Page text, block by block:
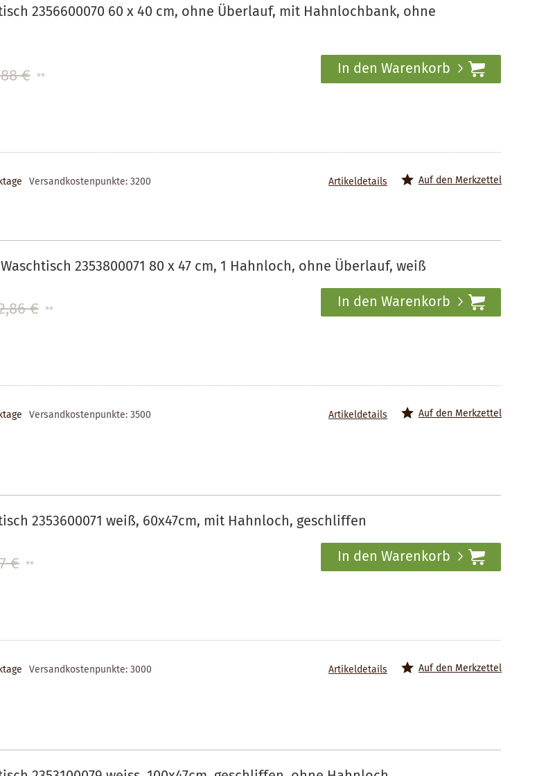
2356600070 60 x 40 cm, ohne Überlauf, mit Hahnlochbank, ohne
€ ** In den Warenkorb
Versandkostenpunkte:3200 Auf den Merkzettel
Artikeldetails
2353800071 80 x 47 cm, 1 Hahnloch, ohne Überlauf, weiß
€ ** In den Warenkorb
Versandkostenpunkte:3500 Auf den Merkzettel
Artikeldetails
2353600071 weiß, 60x47cm, mit Hahnloch, geschliffen
€ ** In den Warenkorb
Versandkostenpunkte:3000 Auf den Merkzettel
Artikeldetails